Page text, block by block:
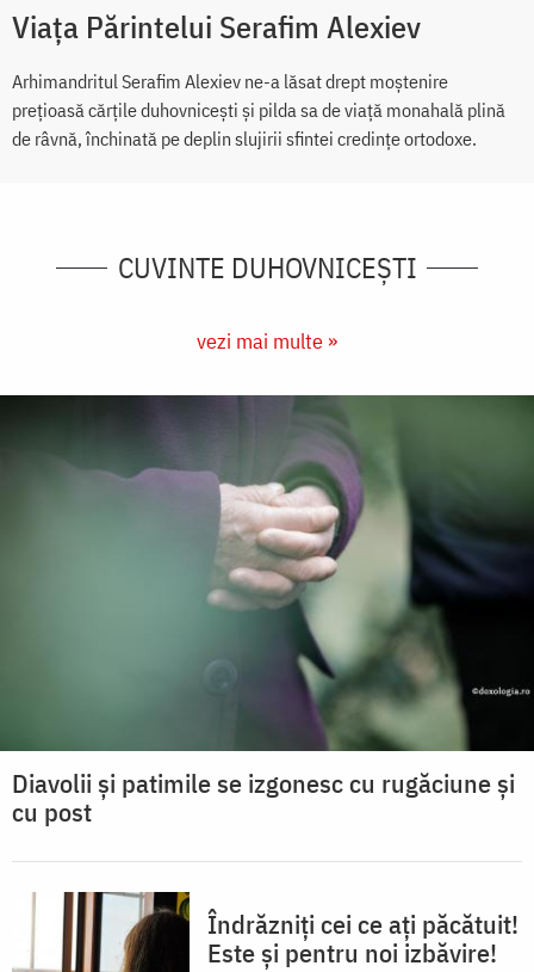
Viața Părintelui Serafim Alexiev
Arhimandritul Serafim Alexiev ne-a lăsat drept moștenire
prețioasă cărțile duhovnicești și pilda sa de viață monahală plină
de râvnă, închinată pe deplin slujirii sfintei credințe ortodoxe.
CUVINTE DUHOVNICEȘTI
vezi mai multe »
Diavolii și patimile se izgonesc cu rugăciune și
cu post
Îndrăzniți cei ce ați păcătuit!
Este și pentru noi izbăvire!